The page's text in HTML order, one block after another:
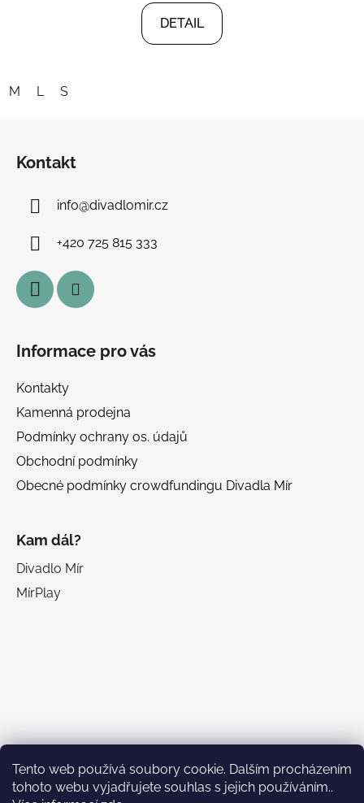
Tento web používá soubory cookie. Dalším procházením
tohoto webu vyjadřujete souhlas s jejich používáním..
DETAIL
M L S
Kontakt
info@divadlomir.cz
+420 725 815 333
Informace pro vás
Kontakty
Kamenná prodejna
Podmínky ochrany os. údajů
Obchodní podmínky
Obecné podmínky crowdfundingu Divadla Mír
Kam dál?
Divadlo Mír
MírPlay
Facebook